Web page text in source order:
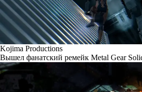
Kojima Productions
Вышел фанатский ремейк Metal Gear